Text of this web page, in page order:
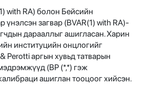
with RA) болон Бейсийн
үнэлсэн загвар (BVAR(1) with RA)-
дарааллыг ашигласан. Харин
институцийн онцлогийг
Perotti аргын хувьд татварын
(BP (*,*) гэж
ашиглан тооцоог хийсэн.